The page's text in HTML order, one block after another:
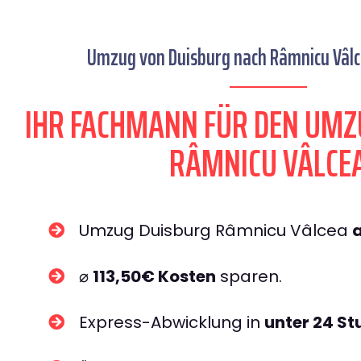
Umzug von Duisburg nach Râmnicu
IHR FACHMANN FÜR DEN
RÂMNICU
Umzug Duisburg Râmnicu Vâlcea
⌀ 113,50€ Kosten sparen.
Express-Abwicklung in unter 24